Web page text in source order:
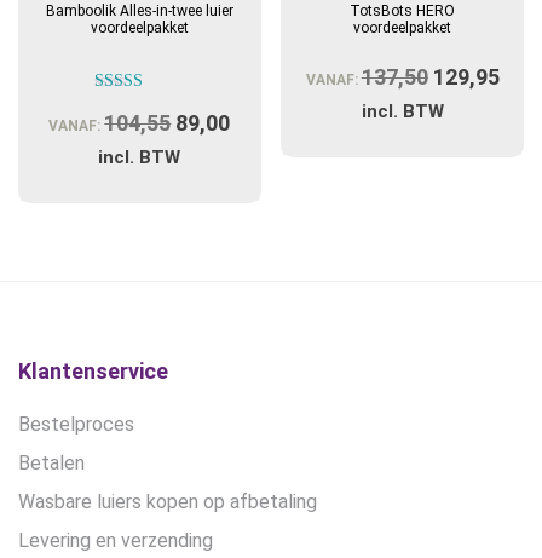
Bamboolik Alles-in-twee luier
voordeelpakket
5.00
uit 5
VANAF:104,55 Oorspronkelijke
prijs
89,00
incl. BTW
TotsBots HERO
voordeelpakket
VANAF:137,50
prijs
129,95
incl. BTW
Klantenservice
Bestelproces
Betalen
Wasbare luiers kopen op afbetaling
Levering en verzending